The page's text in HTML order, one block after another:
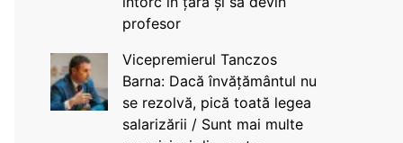
profesor
Vicepremierul Tanczos
Barna: Dacă învățământul nu
se rezolvă, pică toată legea
salarizării / Sunt mai multe